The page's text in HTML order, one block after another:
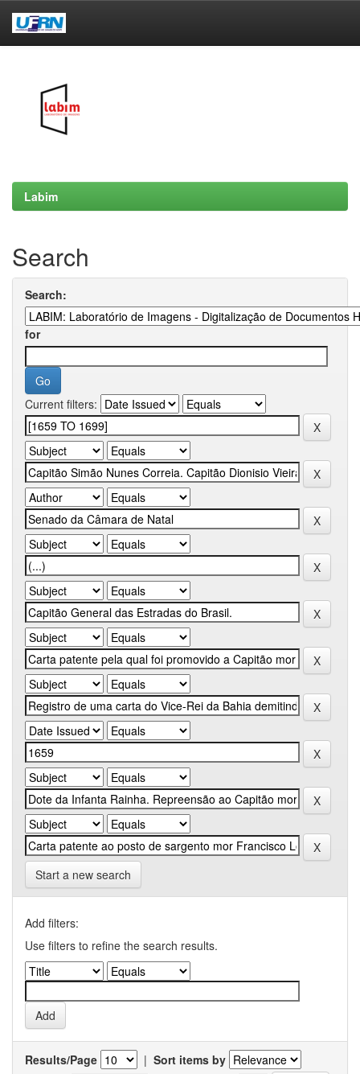
Labim
Search
Search:
for
Current filters:
Start a new search
Add filters:
Use filters to refine the search results.
Results/Page | Sort items by